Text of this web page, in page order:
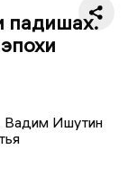
падишах.